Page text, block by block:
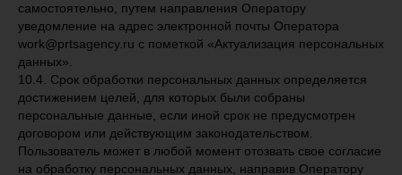
самостоятельно, путем направления Оператору
уведомление на адрес электронной почты Оператора
work@prtsagency.ru с пометкой «Актуализация персональных
данных».
10.4. Срок обработки персональных данных определяется
достижением целей, для которых были собраны
персональные данные, если иной срок не предусмотрен
договором или действующим законодательством.
Пользователь может в любой момент отозвать свое согласие
на обработку персональных данных, направив Оператору